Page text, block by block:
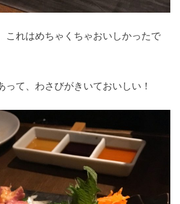
これはめちゃくちゃおいしかったで
って、わさびがきいておいしい！